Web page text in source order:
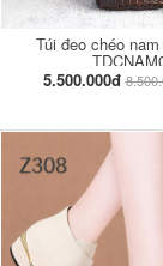
Túi đeo chéo
5.500.000đ